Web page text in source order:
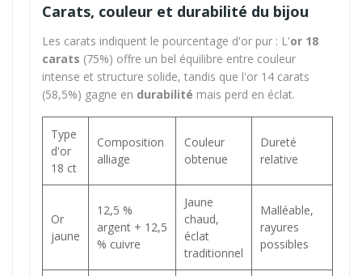
Carats, couleur et durabilité du bijou
Les carats indiquent le pourcentage d'or pur : L'or 18
carats (75%) offre un bel équilibre entre couleur
intense et structure solide, tandis que l'or 14 carats
(58,5%) gagne en durabilité mais perd en éclat.
Type
d'or
18 ct
Composition
alliage
Couleur
obtenue
Dureté
relative
Or
jaune
12,5 %
argent + 12,5
% cuivre
Jaune
chaud,
éclat
traditionnel
Malléable,
rayures
possibles